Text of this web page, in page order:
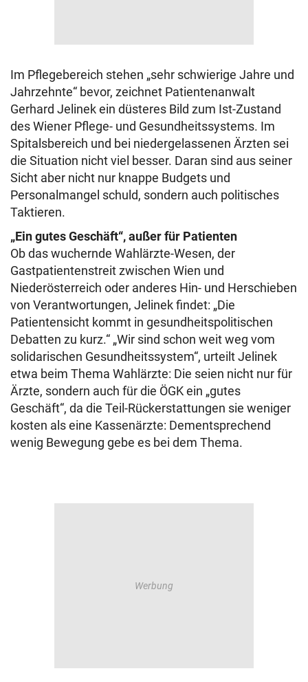
Im Pflegebereich stehen „sehr schwierige Jahre und
Jahrzehnte“ bevor, zeichnet Patientenanwalt
Gerhard Jelinek ein düsteres Bild zum Ist-Zustand
des Wiener Pflege- und Gesundheitssystems. Im
Spitalsbereich und bei niedergelassenen Ärzten sei
die Situation nicht viel besser. Daran sind aus seiner
Sicht aber nicht nur knappe Budgets und
Personalmangel schuld, sondern auch politisches
Taktieren.
„Ein gutes Geschäft“, außer für Patienten
Ob das wuchernde Wahlärzte-Wesen, der
Gastpatientenstreit zwischen Wien und
Niederösterreich oder anderes Hin- und Herschieben
von Verantwortungen, Jelinek findet: „Die
Patientensicht kommt in gesundheitspolitischen
Debatten zu kurz.“ „Wir sind schon weit weg vom
solidarischen Gesundheitssystem“, urteilt Jelinek
etwa beim Thema Wahlärzte: Die seien nicht nur für
Ärzte, sondern auch für die ÖGK ein „gutes
Geschäft“, da die Teil-Rückerstattungen sie weniger
kosten als eine Kassenärzte: Dementsprechend
wenig Bewegung gebe es bei dem Thema.